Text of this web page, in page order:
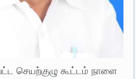
செயற்குழு கூட்டம் நாளை